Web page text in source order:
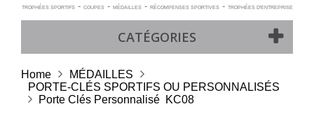
TROPHÉES SPORTIFS- COUPES- MÉDAILLES- RÉCOMPENSES SPORTIVES- TROPHÉES D'ENTREPRISE
CATÉGORIES
Home
MÉDAILLES
PORTE-CLÉS SPORTIFS OU PERSONNALISÉS
Porte Clés Personnalisé  KC08